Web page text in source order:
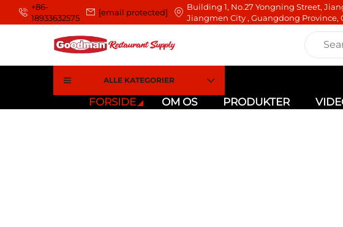
+86-
18933632575
[email protected]
Building 1, No.27 Yongning Street,
Jiangmen City , Guangdong Province,
ALLE KATEGORIER
FORSIDE OM OS PRODUKTER